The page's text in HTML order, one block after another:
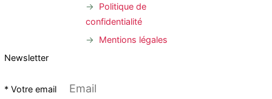
Politique de
confidentialité
Mentions légales
Newsletter
* Votre email